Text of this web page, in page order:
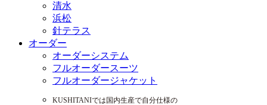
清水
浜松
針テラス
オーダー
オーダーシステム
フルオーダースーツ
フルオーダージャケット
KUSHITANIでは国内生産で自分仕様の